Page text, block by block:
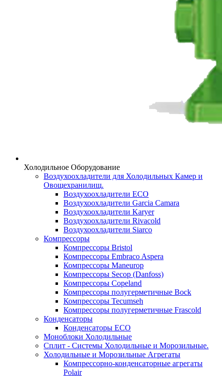
Холодильное Оборудование
Воздухоохладители для Холодильных Камер и
Овощехранилищ.
Воздухоохладители ECO
Воздухоохладители Garcia Camara
Воздухоохладители Karyer
Воздухоохладители Rivacold
Воздухоохладители Siarco
Компрессоры
Компрессоры Bristol
Компрессоры Embraco Aspera
Компрессоры Maneurop
Компрессоры Secop (Danfoss)
Компрессоры Copeland
Компрессоры полугерметичные Bock
Компрессоры Tecumseh
Компрессоры полугерметичные Frascold
Конденсаторы
Конденсаторы ECO
Моноблоки Холодильные
Сплит - Системы Холодильные и Морозильные.
Холодильные и Морозильные Агрегаты
Компрессорно-конденсаторные агрегаты
Polair